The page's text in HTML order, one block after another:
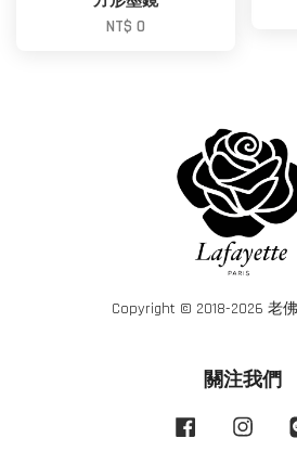
NT$ 0
Copyright © 2018-2026 老
關注我們
Facebook